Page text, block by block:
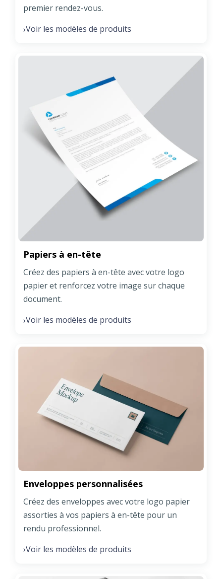
premier rendez-vous.
›Voir les modèles de produits
Papiers à en-tête
Créez des papiers à en-tête avec votre logo
papier et renforcez votre image sur chaque
document.
›Voir les modèles de produits
Enveloppes personnalisées
Créez des enveloppes avec votre logo papier
assorties à vos papiers à en-tête pour un
rendu professionnel.
›Voir les modèles de produits